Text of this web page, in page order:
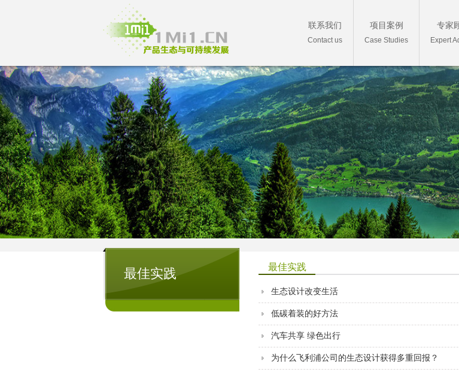
专家
Expert
项目案例
Case Studies
联系我们
Contact us
最佳实践 最佳实践
生态设计改变生活
低碳着装的好方法
汽车共享 绿色出行
为什么飞利浦公司的生态设计获得多重回报？